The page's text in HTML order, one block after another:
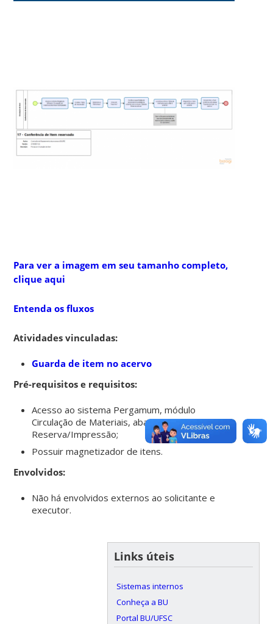
Para ver a imagem em seu tamanho completo,
clique aqui
Entenda os fluxos
Atividades vinculadas:
Guarda de item no acervo
Pré-requisitos e requisitos:
Acesso ao sistema Pergamum, módulo
Circulação de Materiais, aba
Reserva/Impressão;
Possuir magnetizador de itens.
Envolvidos:
Não há envolvidos externos ao solicitante e
executor.
Links úteis
Sistemas internos
Conheça a BU
Portal BU/UFSC